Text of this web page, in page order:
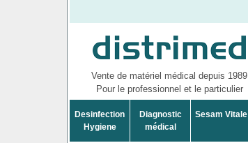
Vente de matériel médical depuis 1989
Pour le professionnel et le particulier
Desinfection
Hygiene
Diagnostic
médical
Sesam Vitale